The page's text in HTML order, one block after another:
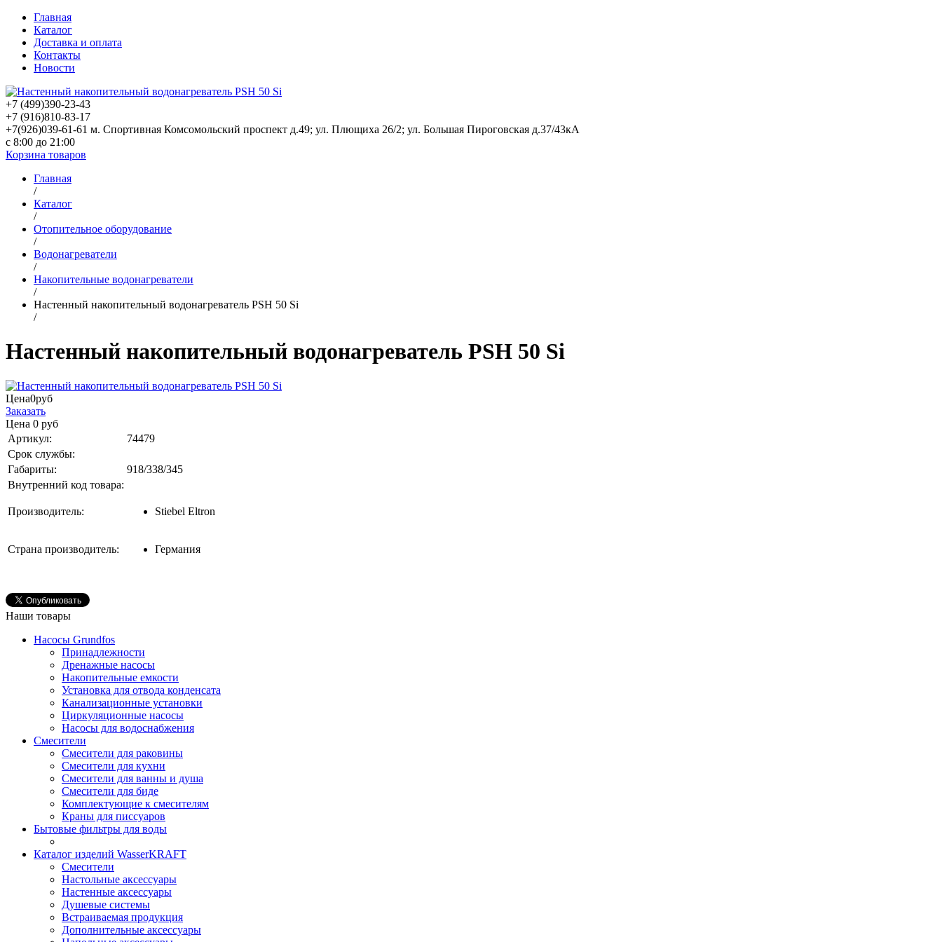
Главная
Каталог
Доставка и оплата
Контакты
Новости
+7 (499)390-23-43
+7 (916)810-83-17
+7(926)039-61-61 м. Спортивная Комсомольский проспект д.49; ул. Плющиха 26/2; ул. Большая Пироговская д.37/43кА
с 8:00 до 21:00
Корзина товаров
Главная
/
Каталог
/
Отопительное оборудование
/
Водонагреватели
/
Накопительные водонагреватели
/
Настенный накопительный водонагреватель PSH 50 Si
/
Настенный накопительный водонагреватель PSH 50 Si
Цена0руб
Заказать
Цена 0 руб
Артикул:
74479
Срок службы:
Габариты:
918/338/345
Внутренний код товара:
Производитель: Stiebel Eltron
Страна производитель: Германия
Наши товары
Насосы Grundfos
Принадлежности
Дренажные насосы
Накопительные емкости
Установка для отвода конденсата
Канализационные установки
Циркуляционные насосы
Насосы для водоснабжения
Смесители
Смесители для раковины
Смесители для кухни
Смесители для ванны и душа
Смесители для биде
Комплектующие к смесителям
Краны для писсуаров
Бытовые фильтры для воды
Каталог изделий WasserKRAFT
Смесители
Настольные аксессуары
Настенные аксессуары
Душевые системы
Встраиваемая продукция
Дополнительные аксессуары